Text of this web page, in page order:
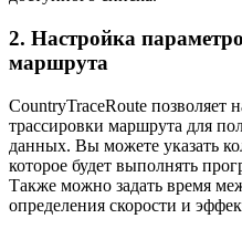
2. Настройка
маршрута
CountryTraceRoute позволяет
трассировки маршрута для
данных. Вы можете указать
которое будет выполнять
Также можно задать время
определения скорости и